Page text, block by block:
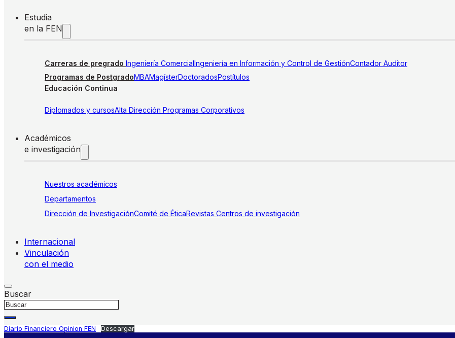
Estudia
en la FEN
Carreras de pregrado Ingeniería ComercialIngeniería en Información y Control de GestiónContador Auditor
Programas de PostgradoMBAMagísterDoctoradosPostítulos
Educación Continua
Diplomados y cursosAlta Dirección Programas Corporativos
Académicos
e investigación
Nuestros académicos
Departamentos
Dirección de InvestigaciónComité de ÉticaRevistas Centros de investigación
Internacional
Vinculación
con el medio
Buscar
Diario Financiero Opinion FEN Descargar